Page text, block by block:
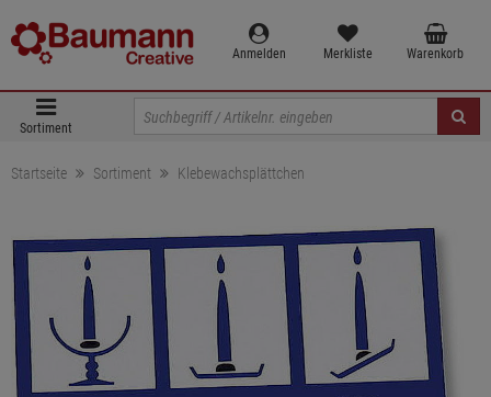
Anmelden Merkliste Warenkorb
Sortiment
Startseite Sortiment Klebewachsplättchen